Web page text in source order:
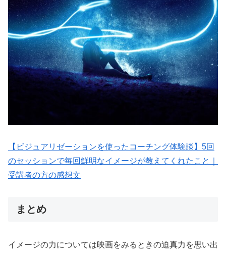
【ビジュアリゼーションを使ったコーチング体験談】5回
のセッションで毎回鮮明なイメージが教えてくれたこと｜
受講者の方の感想文
まとめ
イメージの力については映画をみるときの迫真力を思い出